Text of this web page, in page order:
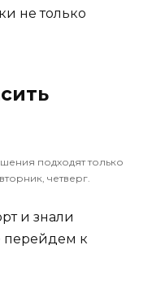
не только
подходят только
четверг.
и знали
перейдем к